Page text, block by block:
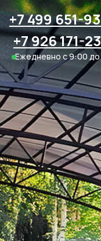
+7 499 651-
+7 926 171-
Ежедневно с 9:00 до